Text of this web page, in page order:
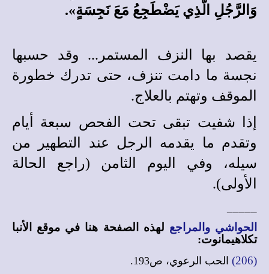
وَالرَّجُلِ الَّذِي يَضْطَجِعُ مَعَ نَجِسَةٍ».
يقصد بها النزف المستمر... وقد حسبها
نجسة ما دامت تنزف، حتى تدرك خطورة
الموقف وتهتم بالعلاج.
إذا شفيت تبقى تحت الفحص سبعة أيام
وتقدم ما يقدمه الرجل عند التطهير من
سيله، وفي اليوم الثامن (راجع الحالة
الأولى).
الحواشي والمراجع لهذه الصفحة هنا في موقع الأنبا
تكلاهيمانوت:
(206)
الحب الرعوي، ص193.